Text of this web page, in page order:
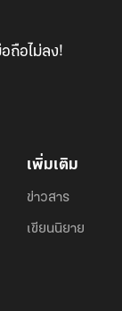
ถือไม่ลง!
เพิ่มเติม
ข่าวสาร
เขียนนิยาย